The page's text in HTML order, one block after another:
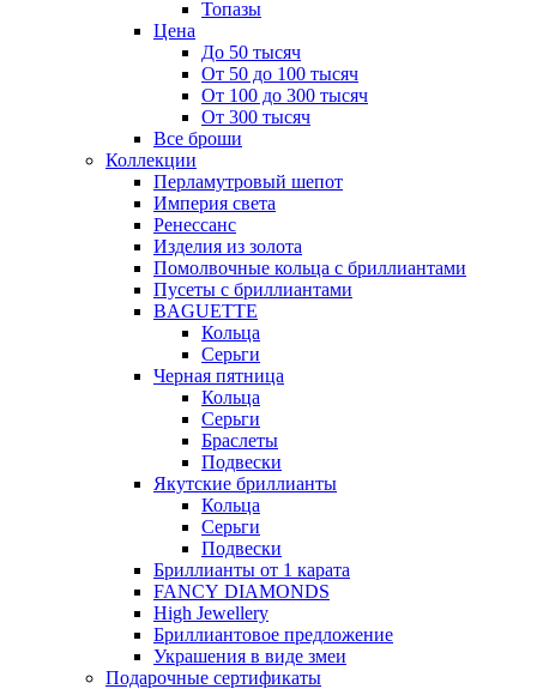
Топазы
Цена
До 50 тысяч
От 50 до 100 тысяч
От 100 до 300 тысяч
От 300 тысяч
Все броши
Коллекции
Перламутровый шепот
Империя света
Ренессанс
Изделия из золота
Помолвочные кольца с бриллиантами
Пусеты с бриллиантами
BAGUETTE
Кольца
Серьги
Черная пятница
Кольца
Серьги
Браслеты
Подвески
Якутские бриллианты
Кольца
Серьги
Подвески
Бриллианты от 1 карата
FANCY DIAMONDS
High Jewellery
Бриллиантовое предложение
Украшения в виде змеи
Подарочные сертификаты